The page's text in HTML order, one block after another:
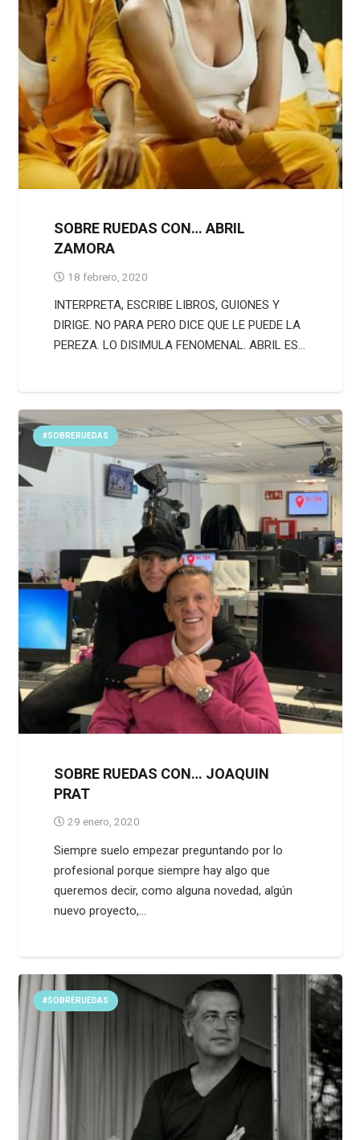
SOBRE RUEDAS CON… ABRIL
ZAMORA
18 febrero, 2020
INTERPRETA, ESCRIBE LIBROS, GUIONES Y
DIRIGE. NO PARA PERO DICE QUE LE PUEDE LA
PEREZA. LO DISIMULA FENOMENAL. ABRIL ES…
#SOBRERUEDAS
SOBRE RUEDAS CON… JOAQUIN
PRAT
29 enero, 2020
Siempre suelo empezar preguntando por lo
profesional porque siempre hay algo que
queremos decir, como alguna novedad, algún
nuevo proyecto,…
#SOBRERUEDAS